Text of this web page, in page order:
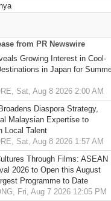
from PR Newswire
Growing Interest in Cool-
in Japan for
Sat, Aug 8 2026 2:00 AM
Diaspora Strategy,
Malaysian Expertise to
Local Talent
Sat, Aug 8 2026 1:57 AM
Through Films: ASEAN
2026 to Open this August
Programme to Date
Fri, Aug 7 2026 12:05 PM